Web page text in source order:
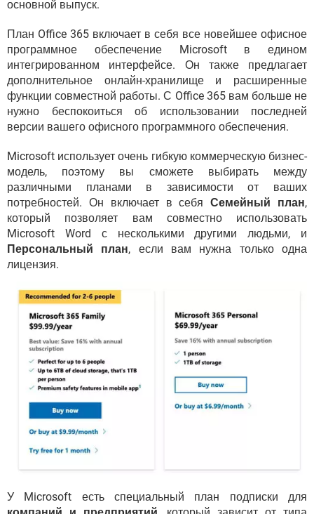
основной выпуск.
План Office 365 включает в себя все новейшее офисное
программное обеспечение Microsoft в едином
интегрированном интерфейсе. Он также предлагает
дополнительное онлайн-хранилище и расширенные
функции совместной работы. С Office 365 вам больше не
нужно беспокоиться об использовании последней
версии вашего офисного программного обеспечения.
Microsoft использует очень гибкую коммерческую бизнес-
модель, поэтому вы сможете выбирать между
различными планами в зависимости от ваших
потребностей. Он включает в себяСемейный план,
который позволяет вам совместно использовать
Microsoft Word с несколькими другими людьми, и
Персональный план, если вам нужна только одна
лицензия.
У Microsoft есть специальный план подписки для